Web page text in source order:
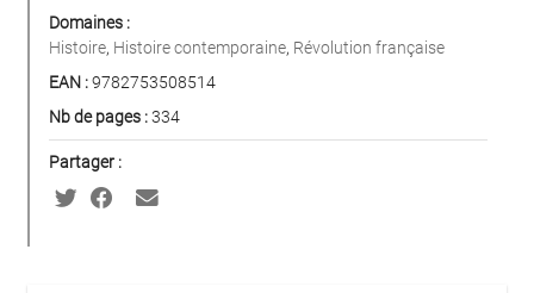
Domaines :
Histoire, Histoire contemporaine, Révolution française
EAN :9782753508514
Nb de pages :334
Partager :